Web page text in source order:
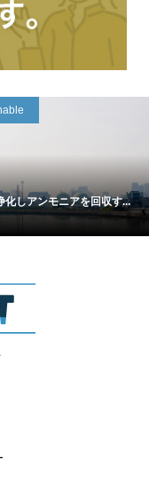
化しアンモニアを回収す...